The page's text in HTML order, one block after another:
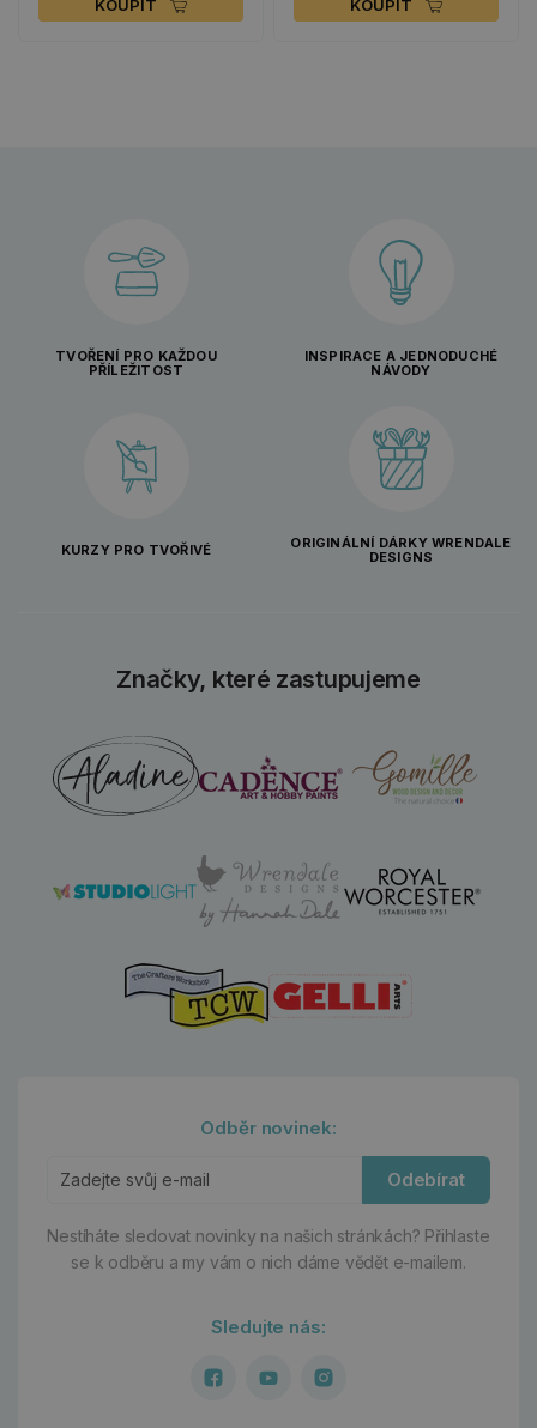
KOUPIT KOUPIT
TVOŘENÍ PRO KAŽDOU
PŘÍLEŽITOST
INSPIRACE A JEDNODUCHÉ
NÁVODY
KURZY PRO TVOŘIVÉ
ORIGINÁLNÍ DÁRKY WRENDALE
DESIGNS
Značky, které zastupujeme
Odběr novinek:
Odebírat
Nestíháte sledovat novinky na našich stránkách? Přihlaste
se k odběru a my vám o nich dáme vědět e-mailem.
Sledujte nás: